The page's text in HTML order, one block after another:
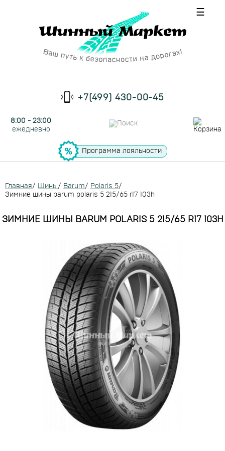
☰
+7(499) 430-00-45
8:00 - 23:00
ежедневно
Программа лояльности
Главная/ Шины/ Barum/ Polaris 5/
Зимние шины barum polaris 5 215/65 r17 103h
ЗИМНИЕ ШИНЫ BARUM POLARIS 5 215/65 R17 103H